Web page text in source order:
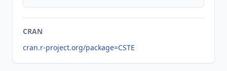
CRAN
cran.r-project.org/package=CSTE